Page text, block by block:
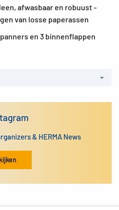
afwasbaar en robuust -
van losse paperassen
en 3 binnenflappen
& HERMA News